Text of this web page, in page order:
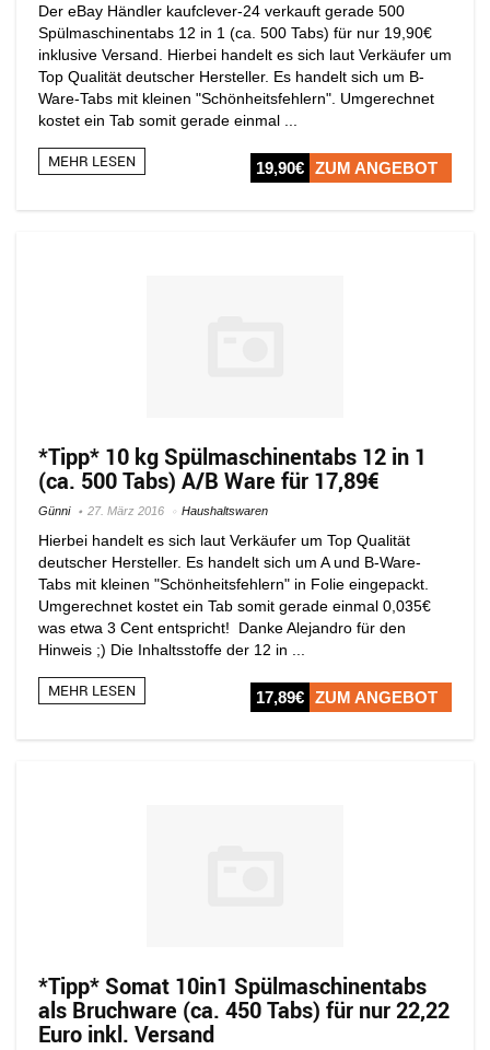
Der eBay Händler kaufclever-24 verkauft gerade 500
Spülmaschinentabs 12 in 1 (ca. 500 Tabs) für nur 19,90€
inklusive Versand. Hierbei handelt es sich laut Verkäufer um
Top Qualität deutscher Hersteller. Es handelt sich um B-
Ware-Tabs mit kleinen "Schönheitsfehlern". Umgerechnet
kostet ein Tab somit gerade einmal ...
MEHR LESEN 19,90€ ZUM ANGEBOT
*Tipp* 10 kg Spülmaschinentabs 12 in 1
(ca. 500 Tabs) A/B Ware für 17,89€
Günni 27. März 2016 Haushaltswaren
Hierbei handelt es sich laut Verkäufer um Top Qualität
deutscher Hersteller. Es handelt sich um A und B-Ware-
Tabs mit kleinen "Schönheitsfehlern" in Folie eingepackt.
Umgerechnet kostet ein Tab somit gerade einmal 0,035€
was etwa 3 Cent entspricht! Danke Alejandro für den
Hinweis ;) Die Inhaltsstoffe der 12 in ...
MEHR LESEN 17,89€ ZUM ANGEBOT
*Tipp* Somat 10in1 Spülmaschinentabs
als Bruchware (ca. 450 Tabs) für nur 22,22
Euro inkl. Versand